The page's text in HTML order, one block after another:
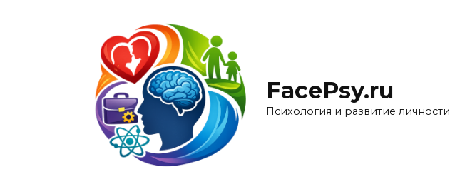
FacePsy.ru
Психология и развитие личности